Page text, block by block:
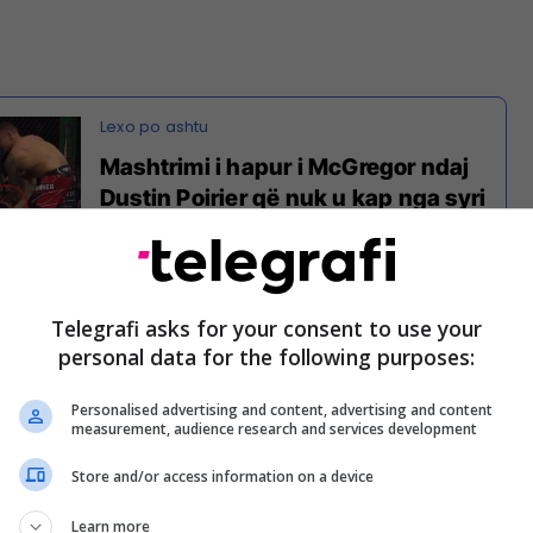
Mashtrimi i hapur i McGregor ndaj
Dustin Poirier që nuk u kap nga syri
u zhvilluar
se ai ka gjetur sekuencën e saktë që shkaktoi
trajnerin e yllit të UFC, John Kavanagh që e
të thyejë këmbën, ai hodhi një goditje të ashpër
dhe ky i fundit e ndaloi atë me bërryl.
Telegrafi asks for your consent to use your
personal data for the following purposes:
Personalised advertising and content, advertising and content
measurement, audience research and services development
Store and/or access information on a device
Learn more